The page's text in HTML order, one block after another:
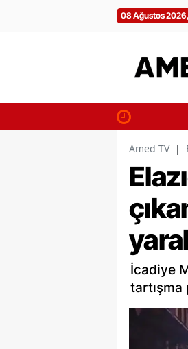
08 Ağustos
Siirt
Amed TV |
İcadiye
tartışma